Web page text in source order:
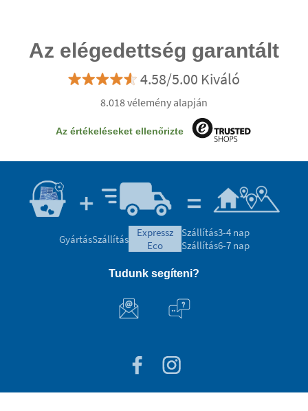
Az elégedettség garantált
4.58/5.00 Kiváló
8.018 vélemény alapján
Az értékeléseket ellenőrizte
GyártásSzállítás
expressz
eco
Szállítás3-4 nap
Szállítás6-7 nap
Tudunk segíteni?